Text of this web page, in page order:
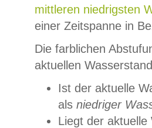
mittleren niedrigsten
einer Zeitspanne in
Die farblichen
aktuellen
Ist der aktuelle
als niedriger
Liegt der